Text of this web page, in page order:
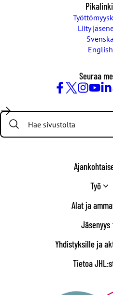
Liity
Svenska
English
Seuraa
/
Twitter
Search:
Työ
Alat ja
Jäsenyys
Yhdistyksille ja
Tietoa